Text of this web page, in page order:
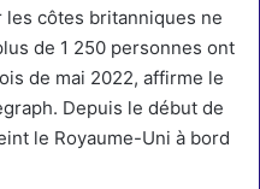
côtes britanniques ne
de 1 250 personnes ont
de mai 2022, affirme le
Depuis le début de
le Royaume-Uni à bord